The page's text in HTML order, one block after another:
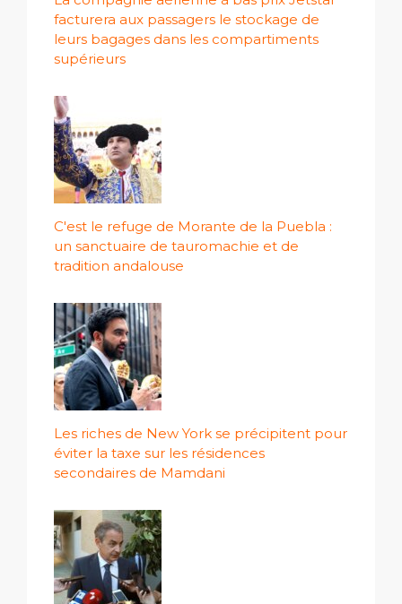
facturera aux passagers le stockage de
leurs bagages dans les compartiments
supérieurs
C'est le refuge de Morante de la Puebla :
un sanctuaire de tauromachie et de
tradition andalouse
Les riches de New York se précipitent pour
éviter la taxe sur les résidences
secondaires de Mamdani